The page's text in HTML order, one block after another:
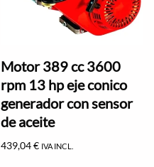
Motor 389 cc 3600
rpm 13 hp eje conico
generador con sensor
de aceite
439,04€ IVA INCL.